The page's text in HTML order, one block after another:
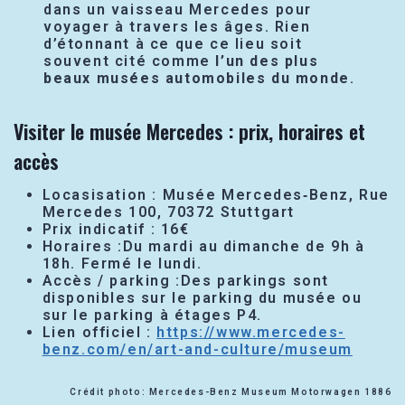
dans un vaisseau Mercedes pour
voyager à travers les âges. Rien
d’étonnant à ce que ce lieu soit
souvent cité comme
l’un des plus
beaux musées automobiles du monde .
Visiter le musée Mercedes : prix, horaires et
accès
Locasisation : Musée Mercedes‑Benz, Rue
Mercedes 100, 70372 Stuttgart
Prix indicatif : 16€
Horaires :Du mardi au dimanche de 9h à
18h. Fermé le lundi.
Accès / parking :Des parkings sont
disponibles sur le parking du musée ou
sur le parking à étages P4.
Lien officiel : https://www.mercedes-
benz.com/en/art-and-culture/museum
Crédit photo: Mercedes-Benz Museum Motorwagen 1886